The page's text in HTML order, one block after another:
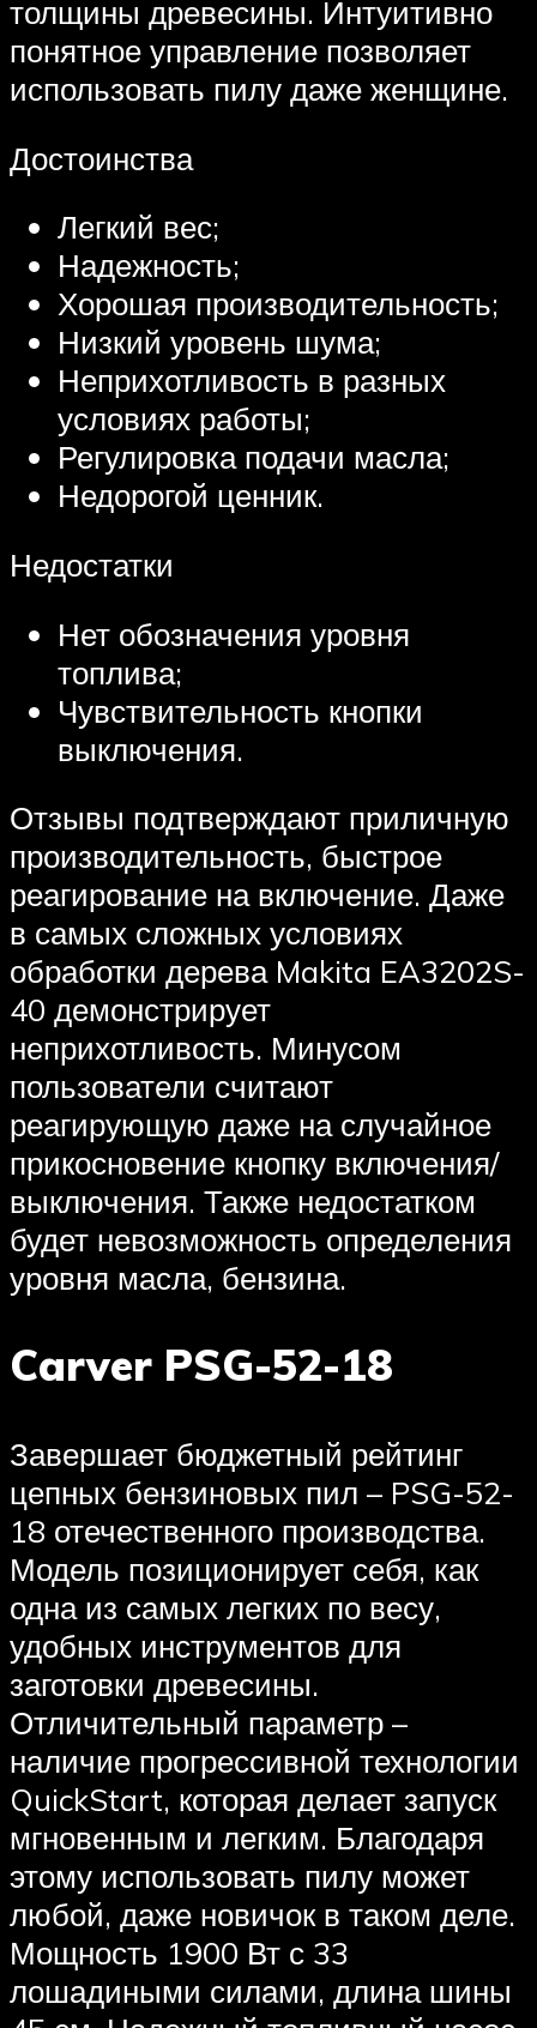
толщины древесины. Интуитивно
понятное управление позволяет
использовать пилу даже женщине.
Достоинства
Легкий вес;
Надежность;
Хорошая производительность;
Низкий уровень шума;
Неприхотливость в разных
условиях работы;
Регулировка подачи масла;
Недорогой ценник.
Недостатки
Нет обозначения уровня
топлива;
Чувствительность кнопки
выключения.
Отзывы подтверждают приличную
производительность, быстрое
реагирование на включение. Даже
в самых сложных условиях
обработки дерева Makita EA3202S-
40 демонстрирует
неприхотливость. Минусом
пользователи считают
реагирующую даже на случайное
прикосновение кнопку включения/
выключения. Также недостатком
будет невозможность определения
уровня масла, бензина.
Carver PSG-52-18
Завершает бюджетный рейтинг
цепных бензиновых пил – PSG-52-
18 отечественного производства.
Модель позиционирует себя, как
одна из самых легких по весу,
удобных инструментов для
заготовки древесины.
Отличительный параметр –
наличие прогрессивной технологии
QuickStart, которая делает запуск
мгновенным и легким. Благодаря
этому использовать пилу может
любой, даже новичок в таком деле.
Мощность 1900 Вт с 33
лошадиными силами, длина шины